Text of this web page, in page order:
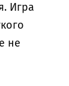
Игра
не